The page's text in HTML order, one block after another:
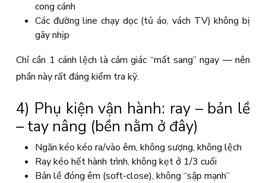
cong cánh
Các đường line chạy dọc (tủ áo, vách TV) không bị
gãy nhịp
Chỉ cần 1 cánh lệch là cảm giác “mất sang” ngay — nên
phần này rất đáng kiểm tra kỹ.
4) Phụ kiện vận hành: ray – bản lề
– tay nâng (bền nằm ở đây)
Ngăn kéo kéo ra/vào êm, không sượng, không lệch
Ray kéo hết hành trình, không kẹt ở 1/3 cuối
Bản lề đóng êm (soft-close), không “sập mạnh”